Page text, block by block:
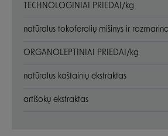
TECHNOLOGINIAI PRIEDAI/kg
natūralus tokoferolių mišinys ir
ORGANOLEPTINIAI PRIEDAI/kg
natūralus kaštainių ekstraktas
artišokų ekstraktas